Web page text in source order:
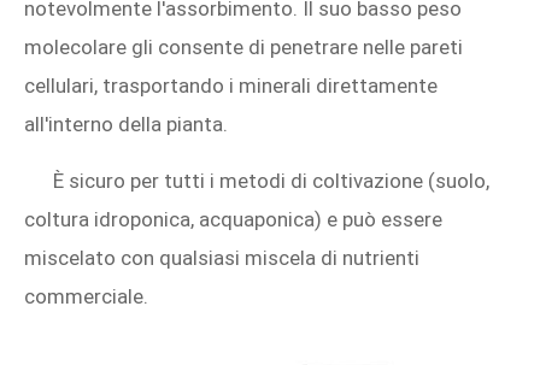
notevolmente l'assorbimento. Il suo basso peso
molecolare gli consente di penetrare nelle pareti
cellulari, trasportando i minerali direttamente
all'interno della pianta.
È sicuro per tutti i metodi di coltivazione (suolo,
coltura idroponica, acquaponica) e può essere
miscelato con qualsiasi miscela di nutrienti
commerciale.